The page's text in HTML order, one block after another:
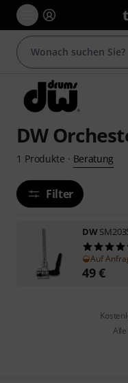
DW
1 Produkte · Beratung
Filter
DW
Auf
49€